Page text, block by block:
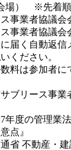
場） ※先着順
事業者協議
者協議会会
動返信メ
ください。
加者にて
ブリース事業
度の管理業
点』
不動産・建